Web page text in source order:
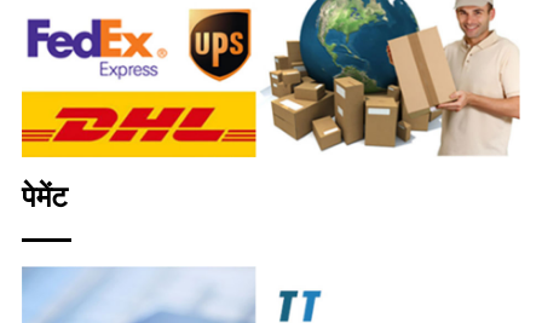
पेमेंट